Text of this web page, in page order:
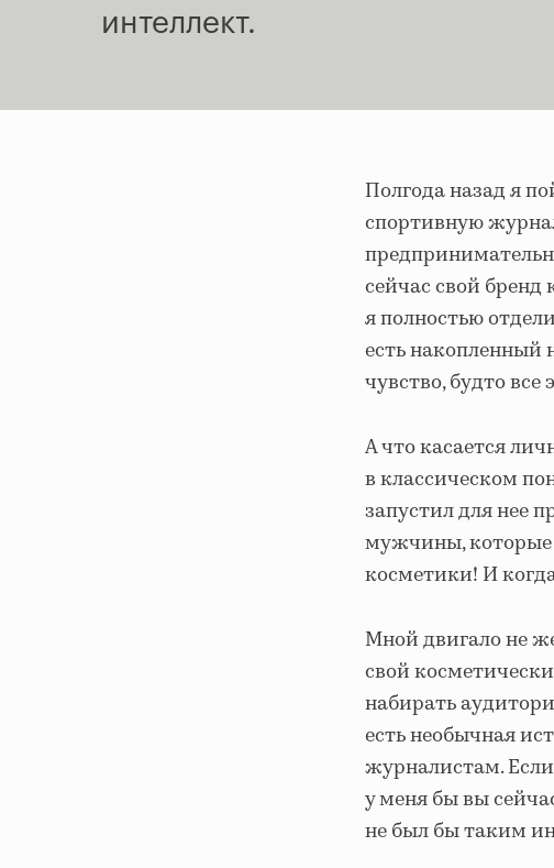
интеллект.
Полгода назад я
спортивную
сейчас свой бренд
я полностью
есть накопленный
чувство, будто
А что касается
в классическом
запустил для нее
мужчины, которые
косметики! И
Мной двигало не
свой
набирать
есть необычная
журналистам.
у меня бы вы
не был бы таким